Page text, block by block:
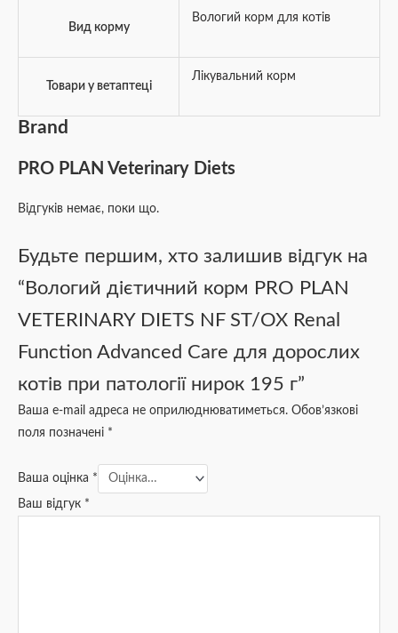
Вид корму
Вологий корм для котів
Товари у ветаптеці
Лікувальний корм
Brand
PRO PLAN Veterinary Diets
Відгуків немає, поки що.
Будьте першим, хто залишив відгук на
“Вологий дієтичний корм PRO PLAN
VETERINARY DIETS NF ST/OX Renal
Function Advanced Care для дорослих
котів при патології нирок 195 г”
Ваша e-mail адреса не оприлюднюватиметься. Обов’язкові
поля позначені *
Ваша оцінка *
Ваш відгук *